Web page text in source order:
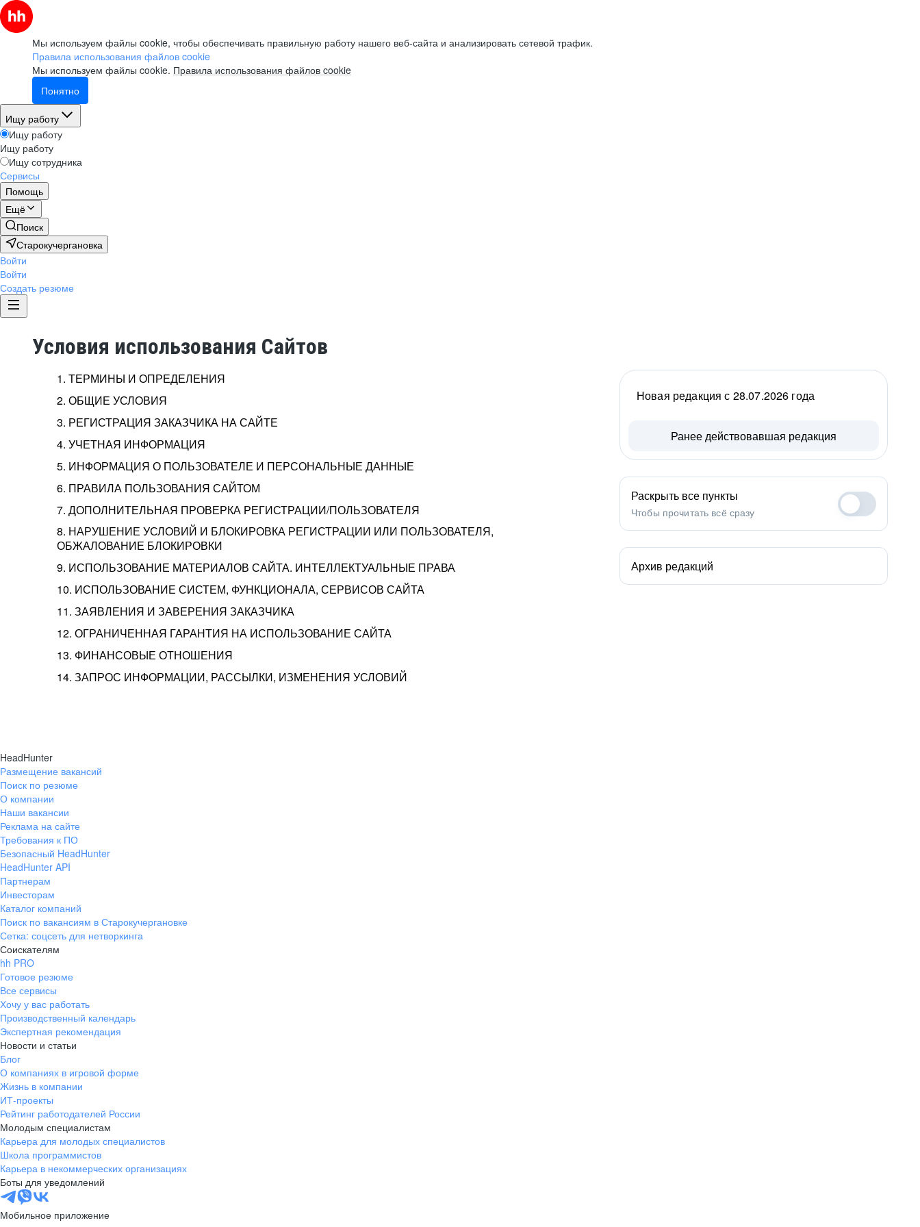
Мы используем файлы cookie, чтобы обеспечивать правильную работу нашего веб-сайта и анализировать сетевой трафик.
Правила использования файлов cookie
Мы используем файлы cookie. Правила использования файлов cookie
Понятно
Ищу работу
Ищу работу
Ищу работу
Ищу сотрудника
Сервисы
Помощь
Ещё
Поиск
Старокучергановка
Войти
Войти
Создать резюме
Условия использования Сайтов
1. ТЕРМИНЫ И ОПРЕДЕЛЕНИЯ
2. ОБЩИЕ УСЛОВИЯ
3. РЕГИСТРАЦИЯ ЗАКАЗЧИКА НА САЙТЕ
4. УЧЕТНАЯ ИНФОРМАЦИЯ
5. ИНФОРМАЦИЯ О ПОЛЬЗОВАТЕЛЕ И ПЕРСОНАЛЬНЫЕ ДАННЫЕ
6. ПРАВИЛА ПОЛЬЗОВАНИЯ САЙТОМ
7. ДОПОЛНИТЕЛЬНАЯ ПРОВЕРКА РЕГИСТРАЦИИ/ПОЛЬЗОВАТЕЛЯ
8. НАРУШЕНИЕ УСЛОВИЙ И БЛОКИРОВКА РЕГИСТРАЦИИ ИЛИ ПОЛЬЗОВАТЕЛЯ,
ОБЖАЛОВАНИЕ БЛОКИРОВКИ
9. ИСПОЛЬЗОВАНИЕ МАТЕРИАЛОВ САЙТА. ИНТЕЛЛЕКТУАЛЬНЫЕ ПРАВА
10. ИСПОЛЬЗОВАНИЕ СИСТЕМ, ФУНКЦИОНАЛА, СЕРВИСОВ САЙТА
11. ЗАЯВЛЕНИЯ И ЗАВЕРЕНИЯ ЗАКАЗЧИКА
12. ОГРАНИЧЕННАЯ ГАРАНТИЯ НА ИСПОЛЬЗОВАНИЕ САЙТА
13. ФИНАНСОВЫЕ ОТНОШЕНИЯ
14. ЗАПРОС ИНФОРМАЦИИ, РАССЫЛКИ, ИЗМЕНЕНИЯ УСЛОВИЙ
Новая редакция с 28.07.2026 года
Ранее действовавшая редакция
Раскрыть все пункты
Чтобы прочитать всё сразу
Архив редакций
HeadHunter
Размещение вакансий
Поиск по резюме
О компании
Наши вакансии
Реклама на сайте
Требования к ПО
Безопасный HeadHunter
HeadHunter API
Партнерам
Инвесторам
Каталог компаний
Поиск по вакансиям в Старокучергановке
Сетка: соцсеть для нетворкинга
Соискателям
hh PRO
Готовое резюме
Все сервисы
Хочу у вас работать
Производственный календарь
Экспертная рекомендация
Новости и статьи
Блог
О компаниях в игровой форме
Жизнь в компании
ИТ-проекты
Рейтинг работодателей России
Молодым специалистам
Карьера для молодых специалистов
Школа программистов
Карьера в некоммерческих организациях
Боты для уведомлений
Мобильное приложение